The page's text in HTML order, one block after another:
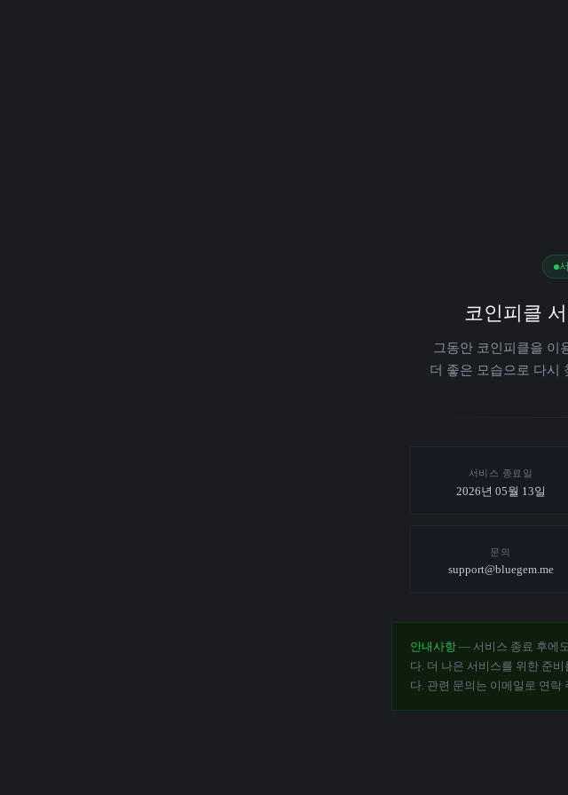
코인피클
그동안 코인피클을 이
더 좋은 모습으로 다시
서비스 종료일
2026년 05월 13일
문의
support@bluegem.me
안내사항 — 서비스 종료 후에
다. 더 나은 서비스를 위한 준
다. 관련 문의는 이메일로 연락